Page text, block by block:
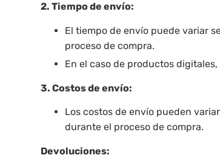
2. Tiempo de envío:
El tiempo de envío puede variar
proceso de compra.
En el caso de productos
3. Costos de envío:
Los costos de envío pueden
durante el proceso de compra.
Devoluciones: